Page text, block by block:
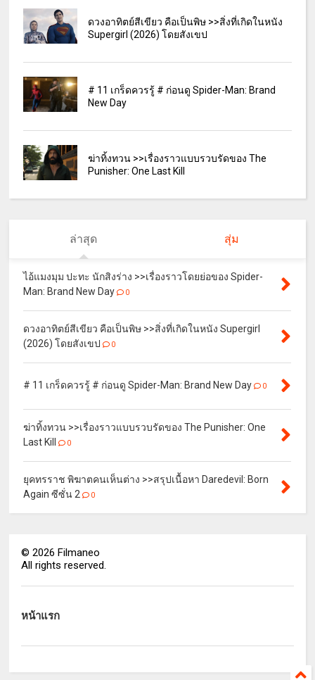
ดวงอาทิตย์สีเขียว คือเป็นพิษ >>สิ่งที่เกิดในหนัง
Supergirl (2026) โดยสังเขป
# 11 เกร็ดควรรู้ # ก่อนดู Spider-Man: Brand
New Day
ฆ่าทิ้งทวน >>เรื่องราวแบบรวบรัดของ The
Punisher: One Last Kill
ล่าสุด สุ่ม
ไอ้แมงมุม ปะทะ นักสิงร่าง >>เรื่องราวโดยย่อของ Spider-
Man: Brand New Day
0
ดวงอาทิตย์สีเขียว คือเป็นพิษ >>สิ่งที่เกิดในหนัง Supergirl
(2026) โดยสังเขป
0
# 11 เกร็ดควรรู้ # ก่อนดู Spider-Man: Brand New Day 0
ฆ่าทิ้งทวน >>เรื่องราวแบบรวบรัดของ The Punisher: One
Last Kill
0
ยุคทรราช พิฆาตคนเห็นต่าง >>สรุปเนื้อหา Daredevil: Born
Again ซีซั่น 2
0
©2026 Filmaneo
All rights reserved.
หน้าแรก